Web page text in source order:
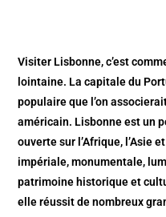
Visiter Lisbonne, c’est
lointaine. La capitale du
populaire que l’on
américain. Lisbonne est un
ouverte sur l’Afrique, l’Asie
impériale, monumentale,
patrimoine historique et
elle réussit de nombreux